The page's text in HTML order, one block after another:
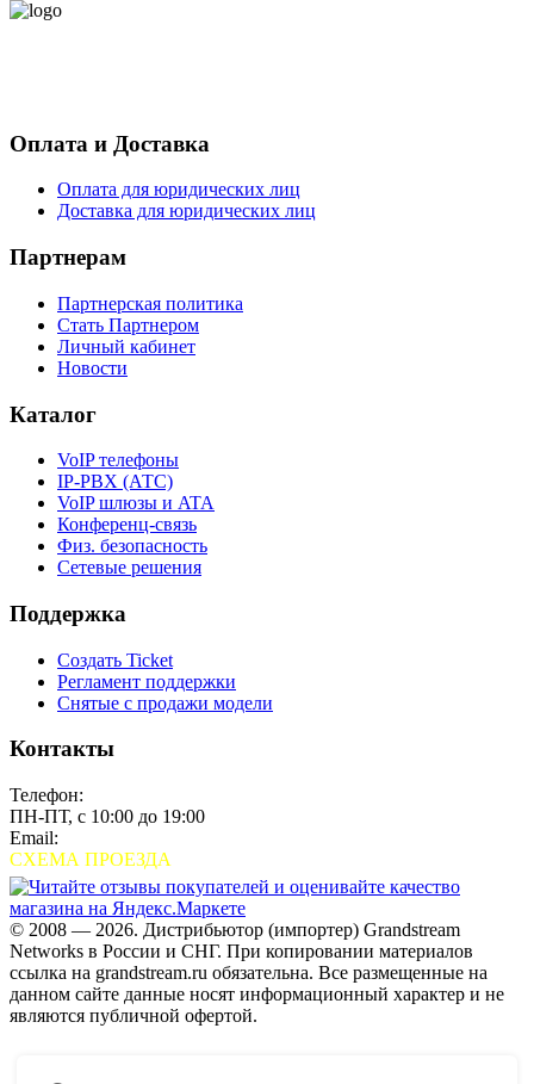
Оплата и Доставка
Оплата для юридических лиц
Доставка для юридических лиц
Партнерам
Партнерская политика
Стать Партнером
Личный кабинет
Новости
Каталог
VoIP телефоны
IP-PBX (АТС)
VoIP шлюзы и ATA
Конференц-связь
Физ. безопасность
Сетевые решения
Поддержка
Создать Ticket
Регламент поддержки
Снятые с продажи модели
Контакты
Телефон:
ПН-ПТ, с 10:00 до 19:00
Email:
СХЕМА ПРОЕЗДА
© 2008 — 2026. Дистрибьютор (импортер) Grandstream
Networks в России и СНГ. При копировании материалов
ссылка на grandstream.ru обязательна. Все размещенные на
данном сайте данные носят информационный характер и не
являются публичной офертой.